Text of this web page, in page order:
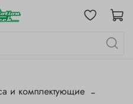
и комплектующие